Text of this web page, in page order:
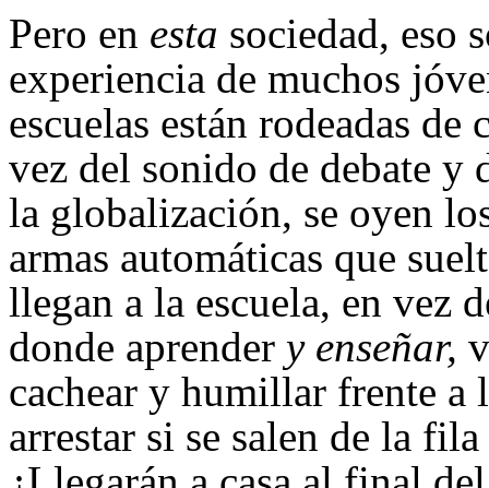
Pero en esta sociedad, eso
experiencia de muchos
escuelas están rodeadas
vez del sonido de debate y
la globalización, se oyen
armas automáticas que
llegan a la escuela, en vez
donde aprender y enseñar,
cachear y humillar frente a
arrestar si se salen de la